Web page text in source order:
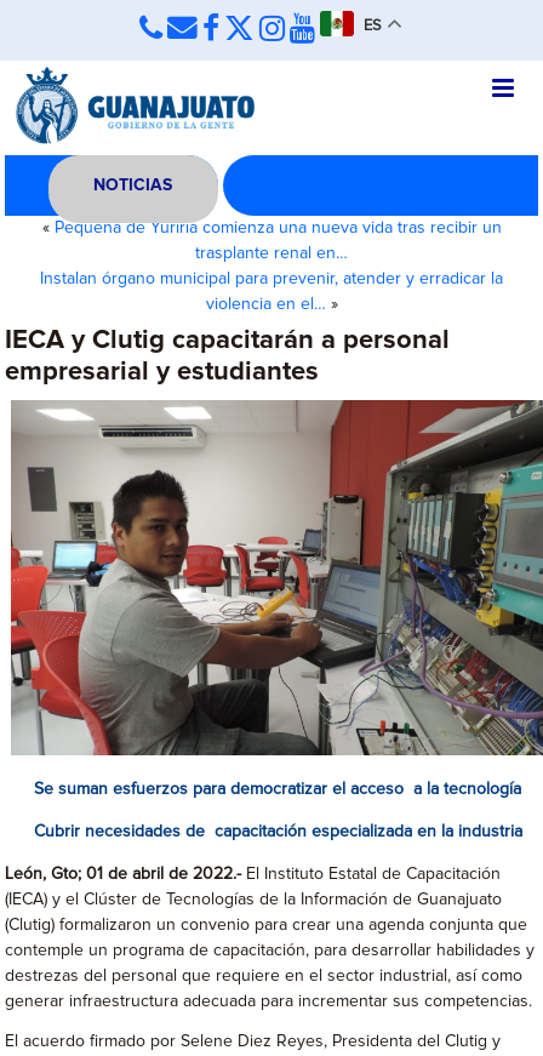
ES
NOTICIAS
« Pequeña de Yuriria comienza una nueva vida tras recibir un
trasplante renal en…
Instalan órgano municipal para prevenir, atender y erradicar la
violencia en el… »
IECA y Clutig capacitarán a personal
empresarial y estudiantes
Se suman esfuerzos para democratizar el acceso a la tecnología
Cubrir necesidades de capacitación especializada en la industria
León, Gto; 01 de abril de 2022.- El Instituto Estatal de Capacitación
(IECA) y el Clúster de Tecnologías de la Información de Guanajuato
(Clutig) formalizaron un convenio para crear una agenda conjunta que
contemple un programa de capacitación, para desarrollar habilidades y
destrezas del personal que requiere en el sector industrial, así como
generar infraestructura adecuada para incrementar sus competencias.
El acuerdo firmado por Selene Diez Reyes, Presidenta del Clutig y